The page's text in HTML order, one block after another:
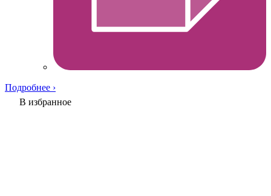
Подробнее ›
В избранное